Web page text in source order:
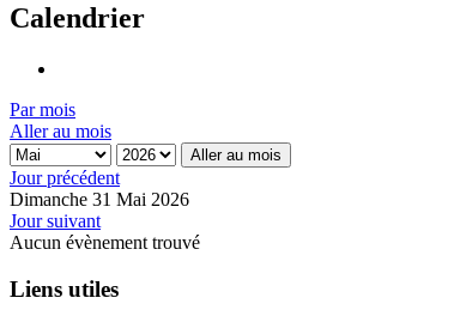
Calendrier
Par mois
Aller au mois
Aller au mois
Jour précédent
Dimanche 31 Mai 2026
Jour suivant
Aucun évènement trouvé
Liens utiles